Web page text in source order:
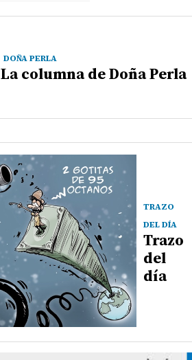
DOÑA PERLA
La columna de Doña Perla
TRAZO
DEL DÍA
Trazo
del
día